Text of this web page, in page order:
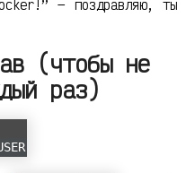
— поздравляю, ты
(чтобы не
раз)